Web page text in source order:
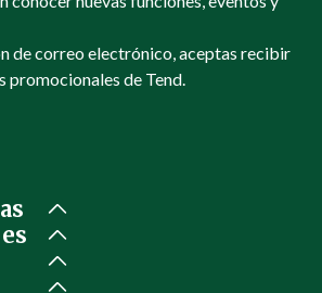
de correo electrónico, aceptas recibir
promocionales de Tend.